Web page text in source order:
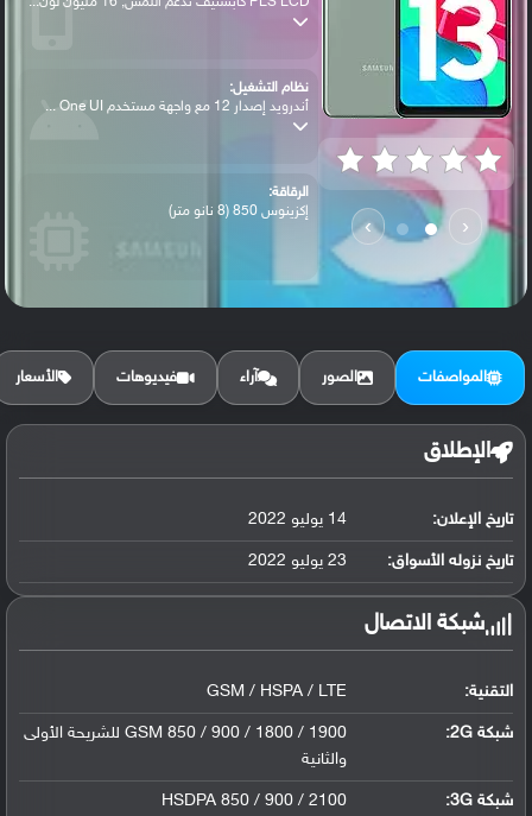
‹
›
نظام التشغيل:
أندرويد إصدار 12 مع واجهة مستخدم One UI ...
الرقاقة:
إكزينوس 850 (8 نانو متر)
الرام / التخزين:
البطارية:
ليثيوم بوليمر سعة 6000 مللي أمبير, غير ق...
المواصفات الصور آراء فيديوهات الأسعار
الإطلاق
تاريخ الإعلان: 14 يوليو 2022
تاريخ نزوله الأسواق: 23 يوليو 2022
شبكة الاتصال
التقنية: GSM / HSPA / LTE
شبكة 2G:
GSM 850 / 900 / 1800 / 1900 للشريحة الأولى
والثانية
شبكة 3G :
HSDPA 850 / 900 / 2100